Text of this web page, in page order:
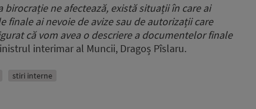
increase
or
decrease
ne afectează, există situații în care ai
ai nevoie de avize sau de autorizații care
că vom avea o descriere a documentelor finale
interimar al Muncii, Dragoș Pîslaru.
stiri interne